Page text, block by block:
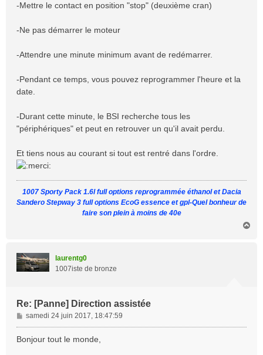
-Mettre le contact en position "stop" (deuxième cran)
-Ne pas démarrer le moteur
-Attendre une minute minimum avant de redémarrer.
-Pendant ce temps, vous pouvez reprogrammer l'heure et la
date.
-Durant cette minute, le BSI recherche tous les
"périphériques" et peut en retrouver un qu'il avait perdu.
Et tiens nous au courant si tout est rentré dans l'ordre.
1007 Sporty Pack 1.6l full options reprogrammée éthanol et Dacia
Sandero Stepway 3 full options EcoG essence et gpl-Quel bonheur de
faire son plein à moins de 40e
laurentg0
1007iste de bronze
Re: [Panne] Direction assistée
M
e
s
samedi 24 juin 2017, 18:47:59
Bonjour tout le monde,